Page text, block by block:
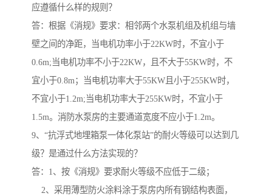
应遵循什么样的规则？
答：根据《消规》要求：相邻两个水泵机组及机组与墙
壁之间的净距，当电机功率小于22KW时，不宜小于
0.6m;当电机功率不小于22KW，且不大于55KW时，不
宜小于0.8m；当电机功率大于55KW且小于255KW时，
不宜小于1.2m;当电机功率大于255KW时，不宜小于
1.5m。消防水泵房的主要通道宽度不应小于1.2m。
9、“抗浮式地埋箱泵一体化泵站”的耐火等级可以达到几
级？是通过什么方法实现的？
答：1、按《消规》要求耐火等级不应低于二级；
2、采用薄型防火涂料涂于泵房内所有钢结构表面，